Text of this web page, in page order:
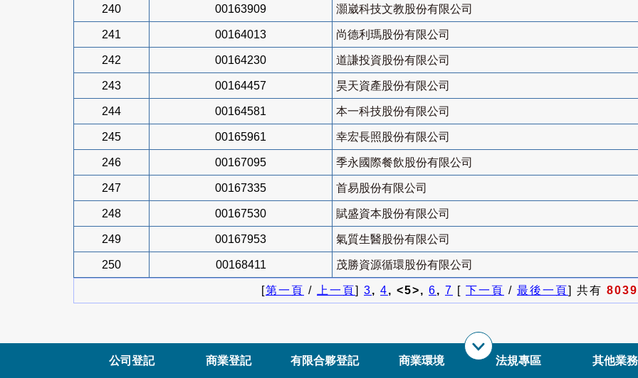
240 00163909 灝崴科技文教股份有限公司
241 00164013 尚德利瑪股份有限公司
242 00164230 道謙投資股份有限公司
243 00164457 昊天資產股份有限公司
244 00164581 本一科技股份有限公司
245 00165961 幸宏長照股份有限公司
246 00167095 季永國際餐飲股份有限公司
247 00167335 首易股份有限公司
248 00167530 賦盛資本股份有限公司
249 00167953 氣質生醫股份有限公司
250 00168411 茂勝資源循環股份有限公司
[第一頁 / 上一頁] 3, 4, <5>, 6, 7 [ 下一頁 / 最後一頁] 共有 8039
公司登記 商業登記 有限合夥登記 商業環境 法規專區 其他業務